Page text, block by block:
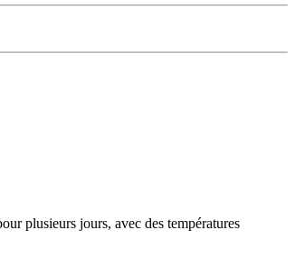
plusieurs jours, avec des températures